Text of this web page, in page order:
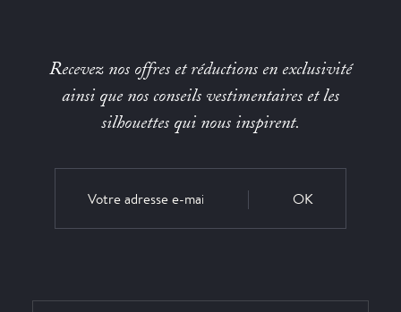
Recevez nos offres et réductions en exclusivité
ainsi que nos conseils vestimentaires et les
silhouettes qui nous inspirent.
OK